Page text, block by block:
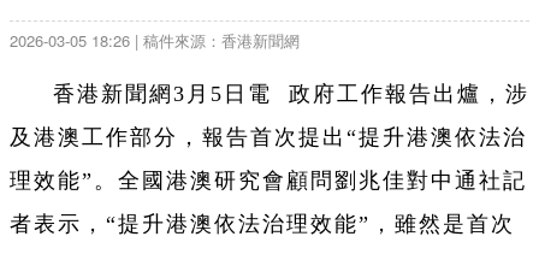
2026-03-05 18:26 | 稿件來源：香港新聞網
香港新聞網3月5日電 政府工作報告出爐，涉
及港澳工作部分，報告首次提出“提升港澳依法治
理效能”。 全國港澳研究會顧問劉兆佳對中通社記
者表示，“提升港澳依法治理效能”，雖然是首次